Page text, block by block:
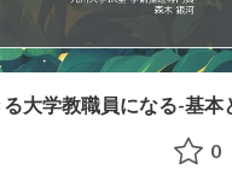
大学教職員になる-基本
0